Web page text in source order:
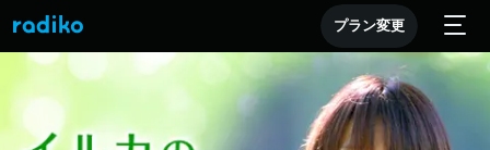
プラン変更